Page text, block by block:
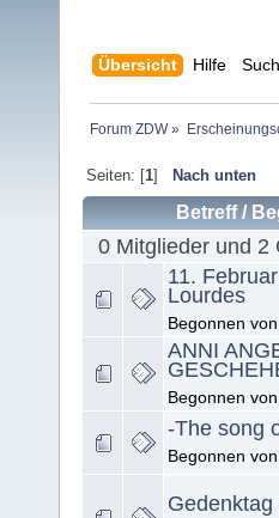
Übersicht Hilfe
Forum ZDW»
Seiten: [1] Nach unten
Betreff/
0 Mitglieder und 2
11.
Lourdes
Begonnen von
ANNI
Begonnen
-The song
Begonnen von